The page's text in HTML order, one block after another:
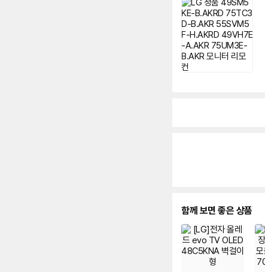
함께 보면 좋은 상품